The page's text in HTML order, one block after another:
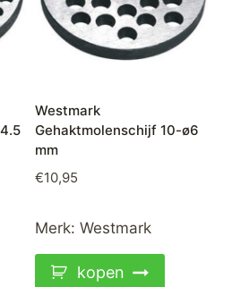
Westmark
Gehaktmolenschijf 10-ø6
mm
€10,95
Merk: Westmark
kopen